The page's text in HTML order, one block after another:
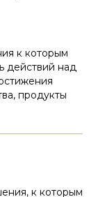
к которым
действий над
продукты
к которым